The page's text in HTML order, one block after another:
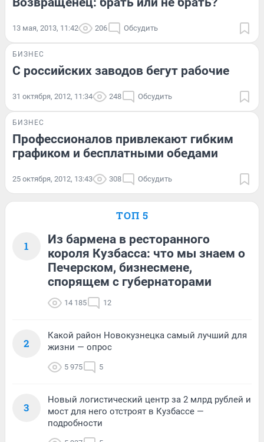
13 мая, 2013, 11:42 206 Обсудить
БИЗНЕС
С российских заводов бегут рабочие
31 октября, 2012, 11:34 248 Обсудить
БИЗНЕС
Профессионалов привлекают гибким
графиком и бесплатными обедами
25 октября, 2012, 13:43 308 Обсудить
ТОП 5
1
Из бармена в ресторанного
короля Кузбасса: что мы знаем о
Печерском, бизнесмене,
спорящем с губернаторами
14 185 12
2
Какой район Новокузнецка самый лучший для
жизни — опрос
5 975 5
3
Новый логистический центр за 2 млрд рублей и
мост для него отстроят в Кузбассе —
подробности